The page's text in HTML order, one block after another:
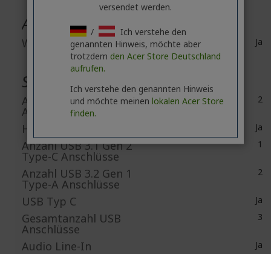
Ausstattung
Webcam Ja
Schnittstellen / Anschlüsse
Anzahl der HDMI-
Anschlüsse
2
HDMI Ja
Anzahl USB 3.1 Gen 2
Type-C Anschlüsse
1
Anzahl USB 3.2 Gen 1
Type-A Anschlüsse
2
USB Typ C Ja
Gesamtanzahl USB
Anschlüsse
3
Audio Line-In Ja
versendet werden.
/
Ich verstehe den
genannten Hinweis, möchte aber
trotzdem den Acer Store Deutschland
aufrufen.
Ich verstehe den genannten Hinweis
und möchte meinen lokalen Acer Store
finden.